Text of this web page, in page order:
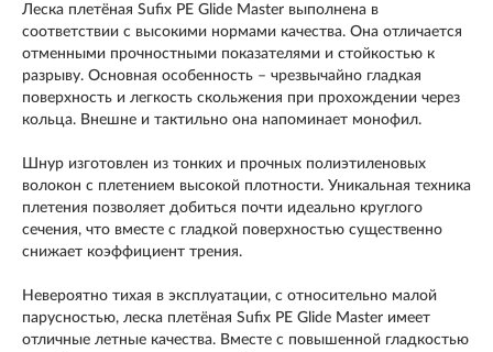
Леска плетёная Sufix PE Glide Master выполнена в
соответствии с высокими нормами качества. Она отличается
отменными прочностными показателями и стойкостью к
разрыву. Основная особенность – чрезвычайно гладкая
поверхность и легкость скольжения при прохождении через
кольца. Внешне и тактильно она напоминает монофил.
Шнур изготовлен из тонких и прочных полиэтиленовых
волокон с плетением высокой плотности. Уникальная техника
плетения позволяет добиться почти идеально круглого
сечения, что вместе с гладкой поверхностью существенно
снижает коэффициент трения.
Невероятно тихая в эксплуатации, с относительно малой
парусностью, леска плетёная Sufix PE Glide Master имеет
отличные летные качества. Вместе с повышенной гладкостью